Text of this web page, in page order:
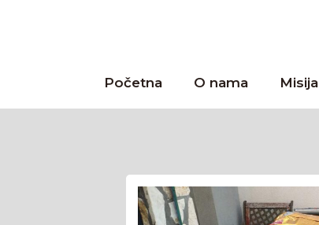
Početna O nama Misija